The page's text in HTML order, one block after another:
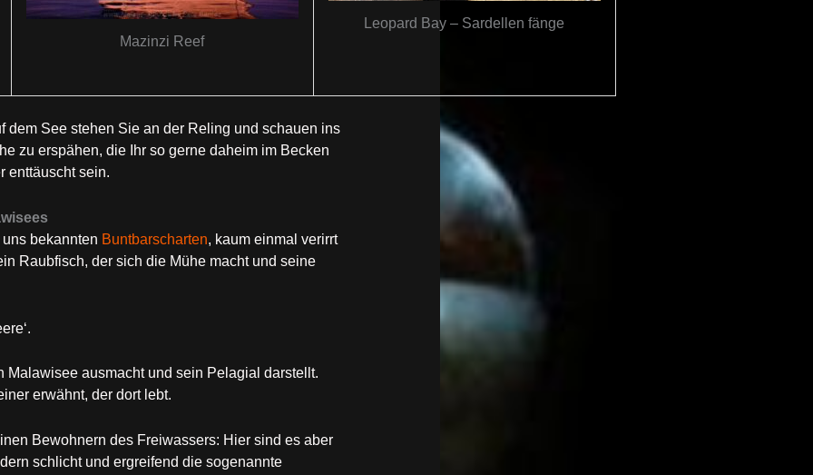
Mazinzi Reef
Leopard Bay – Sardellen fänge
dem See stehen Sie an der Reling und schauen ins
zu erspähen, die Ihr so gerne daheim im Becken
enttäuscht sein.
bekannten Buntbarscharten, kaum einmal verirrt
Raubfisch, der sich die Mühe macht und seine
ausmacht und sein Pelagial darstellt.
erwähnt, der dort lebt.
Bewohnern des Freiwassers: Hier sind es aber
schlicht und ergreifend die sogenannte